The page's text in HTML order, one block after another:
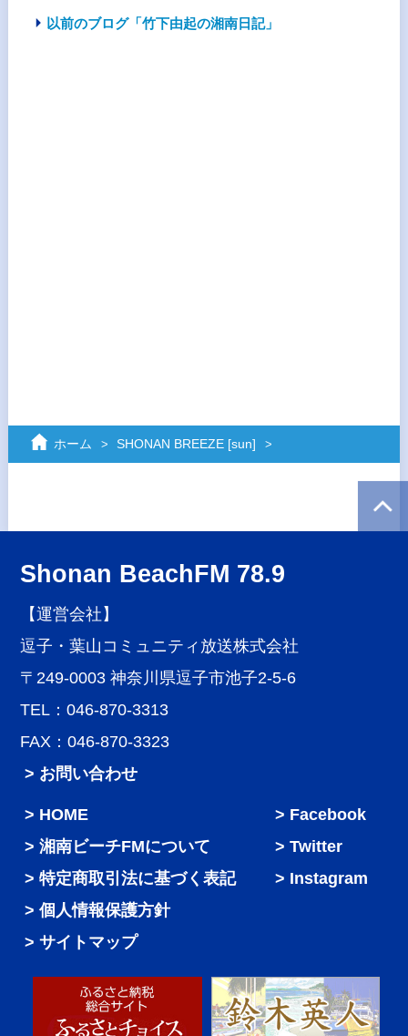
以前のブログ「竹下由起の湘南日記」
ホーム SHONAN BREEZE [sun]
Shonan BeachFM 78.9
【運営会社】
逗子・葉山コミュニティ放送株式会社
〒249-0003 神奈川県逗子市池子2-5-6
TEL：046-870-3313
FAX：046-870-3323
> お問い合わせ
HOME
湘南ビーチFMについて
特定商取引法に基づく表記
個人情報保護方針
サイトマップ
Facebook
Twitter
Instagram